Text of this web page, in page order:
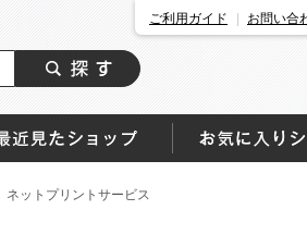
ご利用ガイド お問い合
ットプリントサービス